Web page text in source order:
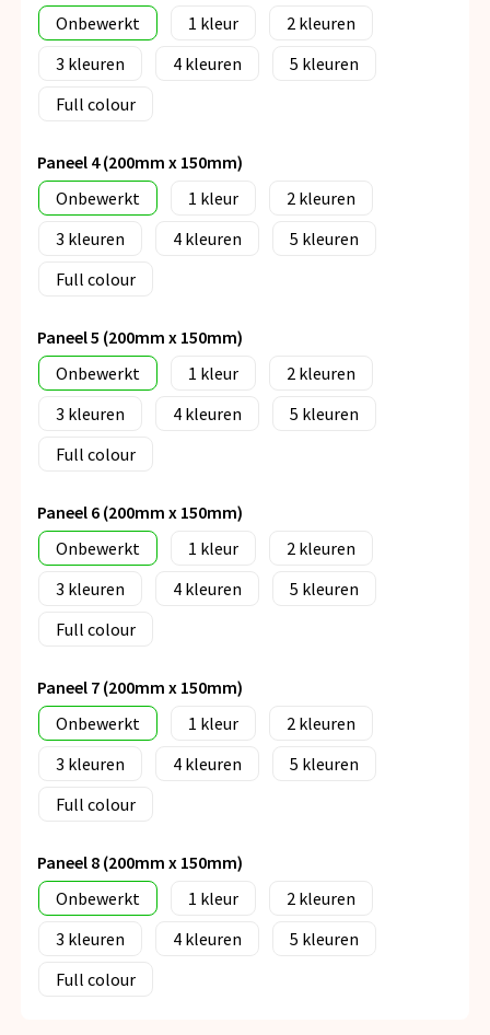
Onbewerkt
1
2
3
4
5
Full colour
Paneel 4 (200mm x 150mm)
Onbewerkt
1
2
3
4
5
Full colour
Paneel 5 (200mm x 150mm)
Onbewerkt
1
2
3
4
5
Full colour
Paneel 6 (200mm x 150mm)
Onbewerkt
1
2
3
4
5
Full colour
Paneel 7 (200mm x 150mm)
Onbewerkt
1
2
3
4
5
Full colour
Paneel 8 (200mm x 150mm)
Onbewerkt
1
2
3
4
5
Full colour